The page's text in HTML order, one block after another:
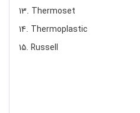
13. Thermoset
14. Thermoplastic
15. Russell